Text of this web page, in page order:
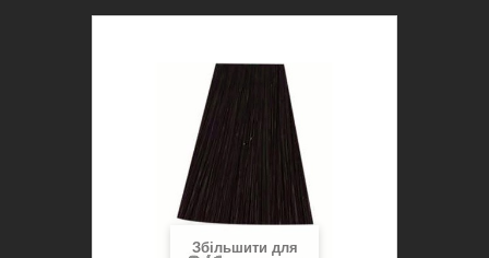
Збільшити для